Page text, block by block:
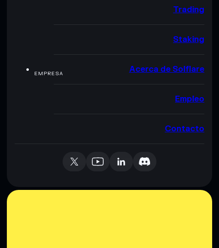
Trading
Staking
EMPRESA Acerca de Solflare
Empleo
Contacto